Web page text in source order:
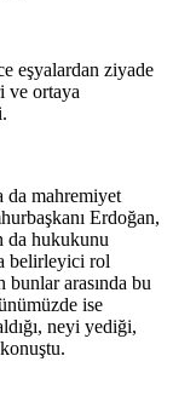
eşyalardan ziyade
ve ortaya
da mahremiyet
Erdoğan,
da hukukunu
belirleyici rol
arasında bu
ise
neyi yediği,